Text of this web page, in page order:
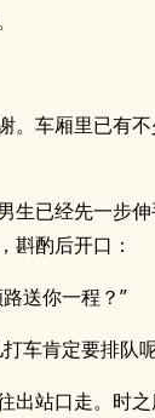
。车厢里已有
生已经先一步
斟酌后开口：
送你一程？”
车肯定要排队
出站口走。时